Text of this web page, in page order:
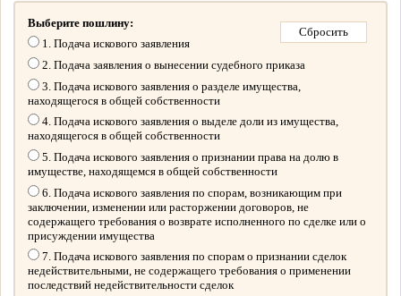
Выберите пошлину:
1. Подача искового заявления
2. Подача заявления о вынесении судебного приказа
3. Подача искового заявления о разделе имущества,
находящегося в общей собственности
4. Подача искового заявления о выделе доли из имущества,
находящегося в общей собственности
5. Подача искового заявления о признании права на долю в
имуществе, находящемся в общей собственности
6. Подача искового заявления по спорам, возникающим при
заключении, изменении или расторжении договоров, не
содержащего требования о возврате исполненного по сделке или о
присуждении имущества
7. Подача искового заявления по спорам о признании сделок
недействительными, не содержащего требования о применении
последствий недействительности сделок